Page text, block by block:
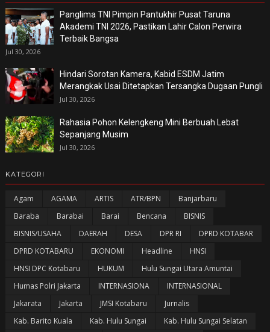
Panglima TNI Pimpin Pantukhir Pusat Taruna
Akademi TNI 2026, Pastikan Lahir Calon Perwira
Terbaik Bangsa
Jul 30, 2026
Hindari Sorotan Kamera, Kabid ESDM Jatim
Merangkak Usai Ditetapkan Tersangka Dugaan Pungli
Jul 30, 2026
Rahasia Pohon Kelengkeng Mini Berbuah Lebat
Sepanjang Musim
Jul 30, 2026
KATEGORI
Agam AGAMA ARTIS ATR/BPN
Banjarbaru
Baraba
Barabai Barai Bencana
BISNIS
BISNIS/USAHA
DAERAH DESA DPR RI
DPRD KOTABAR
DPRD KOTABARU
EKONOMI Headline
HNSI
HNSI DPC Kotabaru
HUKUM
Hulu Sungai Utara Amuntai
Humas Polri Jakarta
INTERNASIONA
INTERNASIONAL
Jakarata
Jakarta JMSI Kotabaru
Jurnalis
Kab. Barito Kuala
Kab. Hulu Sungai
Kab. Hulu Sungai Selatan